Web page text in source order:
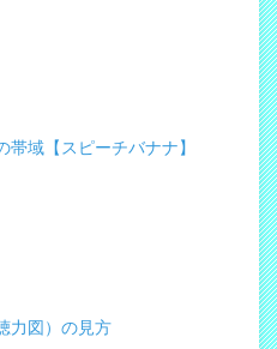
帯域【スピーチバナナ】
力図）の見方